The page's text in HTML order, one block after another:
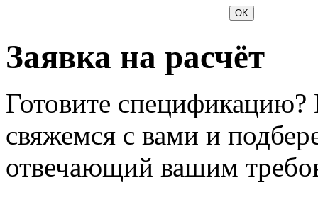
OK
Заявка на расчёт
Готовите
свяжемся с вами и
отвечающий вашим